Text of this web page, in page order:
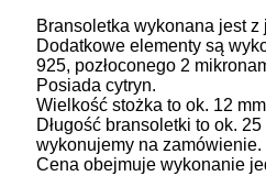
Bransoletka wykonana jest z
Dodatkowe elementy są
925, pozłoconego 2
Posiada cytryn.
Wielkość stożka to ok. 12
Długość bransoletki to ok.
wykonujemy na zamówienie.
Cena obejmuje wykonanie